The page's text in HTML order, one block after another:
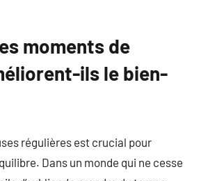
moments de
ils le bien-
régulières est crucial pour
Dans un monde qui ne cesse